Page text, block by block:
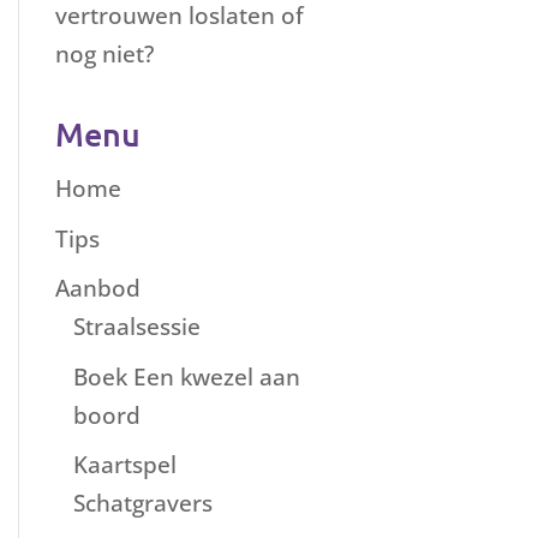
vertrouwen loslaten of
nog niet?
Menu
Home
Tips
Aanbod
Straalsessie
Boek Een kwezel aan
boord
Kaartspel
Schatgravers